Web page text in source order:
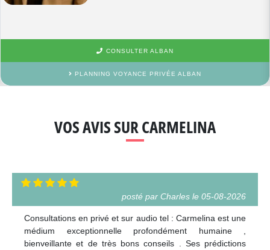
CONSULTER ALBAN
PLANNING VOYANCE PRIVÉE ALBAN
VOS AVIS SUR CARMELINA
posté par Charles le 05-08-2026
Consultations en privé et sur audio tel : Carmelina est une
médium exceptionnelle profondément humaine ,
bienveillante et de très bons conseils . Ses prédictions